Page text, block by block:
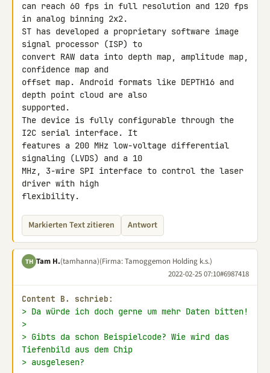
can reach 60 fps in full resolution and 120 fps
in analog binning 2x2.
ST has developed a proprietary software image
signal processor (ISP) to
convert RAW data into depth map, amplitude map,
confidence map and
offset map. Android formats like DEPTH16 and
depth point cloud are also
supported.
The device is fully configurable through the
I2C serial interface. It
features a 200 MHz low-voltage differential
signaling (LVDS) and a 10
MHz, 3-wire SPI interface to control the laser
driver with high
flexibility.
Markierten Text zitieren Antwort
TH Tam H.(tamhanna)(Firma: Tamoggemon Holding k.s.)
2022-02-25 07:10#6987418
Content B. schrieb:
> Da würde ich doch gerne um mehr Daten bitten!
>
> Gibts da schon Beispielcode? Wie wird das
Tiefenbild aus dem Chip
> ausgelesen?